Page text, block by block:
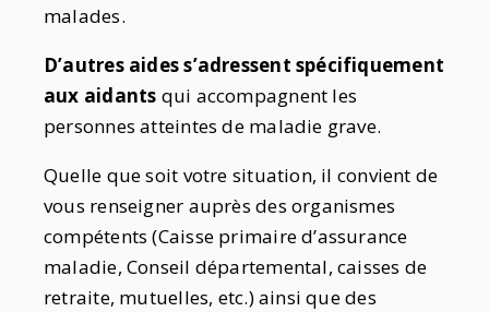
malades.
D’autres aides s’adressent spécifiquement
aux aidants qui accompagnent les
personnes atteintes de maladie grave.
Quelle que soit votre situation, il convient de
vous renseigner auprès des organismes
compétents (Caisse primaire d’assurance
maladie, Conseil départemental, caisses de
retraite, mutuelles, etc.) ainsi que des